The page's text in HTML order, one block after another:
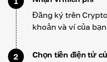
Đăng ký trên
khoản và ví của
2
Chọn tiền điện tử